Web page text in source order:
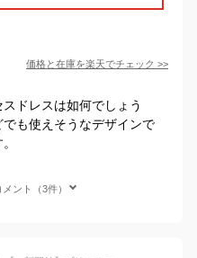
価格と在庫を楽天でチェック >>
ドレスは如何でしょう
も使えそうなデザインで
ント（3件）